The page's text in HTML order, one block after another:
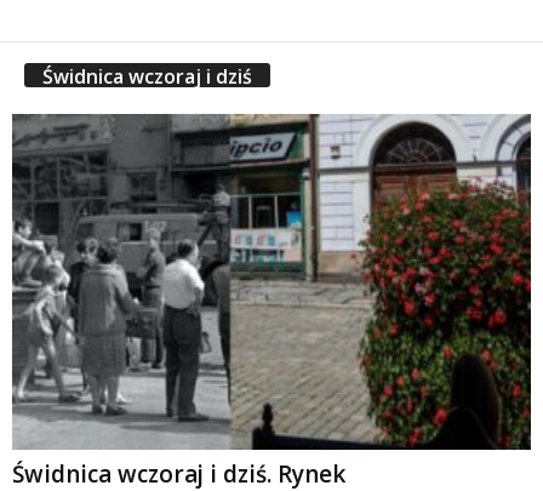
Świdnica wczoraj i dziś
Świdnica wczoraj i dziś. Rynek